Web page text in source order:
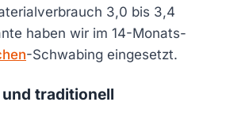
3,0 bis 3,4
haben wir im 14-Monats-
-Schwabing eingesetzt.
traditionell